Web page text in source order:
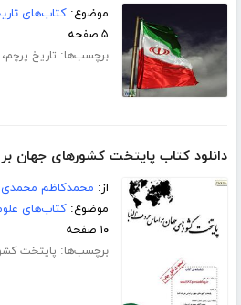
موضوع:کتاب‌های
۵ صفحه
برچسب‌ها: تاریخ پرچم،
دانلود کتاب پایتخت کشورهای جهان
از: محمدکاظم محمدی
موضوع:کتاب‌های
۱۰ صفحه
برچسب‌ها: پایتخت